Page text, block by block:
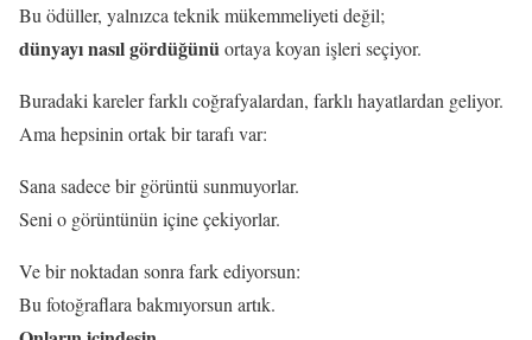
Bu ödüller, yalnızca teknik mükemmeliyeti değil;
dünyayı nasıl gördüğünüortaya koyan işleri seçiyor.
Buradaki kareler farklı coğrafyalardan, farklı hayatlardan geliyor.
Ama hepsinin ortak bir tarafı var:
Sana sadece bir görüntü sunmuyorlar.
Seni o görüntünün içine çekiyorlar.
Ve bir noktadan sonra fark ediyorsun:
Bu fotoğraflara bakmıyorsun artık.